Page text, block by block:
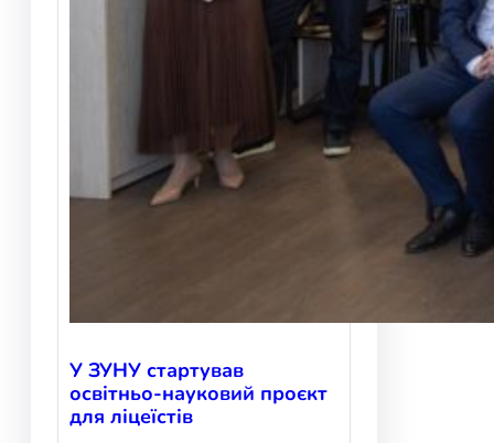
У ЗУНУ стартував
освітньо-науковий проєкт
для ліцеїстів